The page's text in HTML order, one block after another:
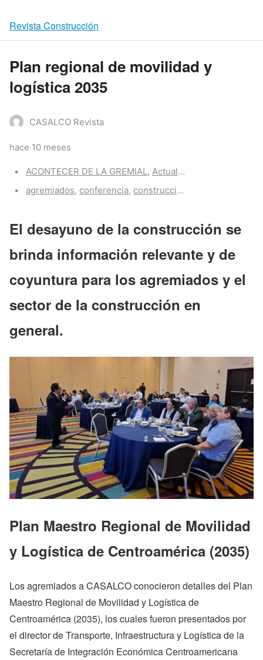
Revista Construcción
Plan regional de movilidad y
logística 2035
CASALCO Revista
hace 10 meses
Categories:
ACONTECER DE LA GREMIAL, Actualidad CASALCO
Tags:
agremiados, conferencia, construcción
El desayuno de la construcción se
brinda información relevante y de
coyuntura para los agremiados y el
sector de la construcción en
general.
Plan Maestro Regional de Movilidad
y Logística de Centroamérica (2035)
Los agremiados a CASALCO conocieron detalles del Plan
Maestro Regional de Movilidad y Logística de
Centroamérica (2035), los cuales fueron presentados por
el director de Transporte, Infraestructura y Logística de la
Secretaría de Integración Económica Centroamericana